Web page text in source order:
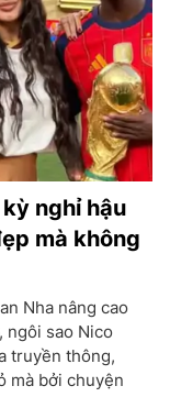
nghỉ hậu
mà không
Nha nâng cao
ngôi sao Nico
truyền thông,
mà bởi chuyện